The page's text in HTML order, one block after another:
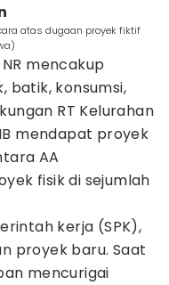
atas dugaan proyek fiktif
mencakup
batik, konsumsi,
RT Kelurahan
mendapat proyek
AA
fisik di sejumlah
kerja (SPK),
proyek baru. Saat
mencurigai